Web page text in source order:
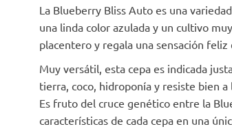
La Blueberry Bliss Auto es una
una linda color azulada y un cultivo
placentero y regala una sensación
Muy versátil, esta cepa es indicada
tierra, coco, hidroponía y resiste bien
Es fruto del cruce genético entre la
características de cada cepa en una